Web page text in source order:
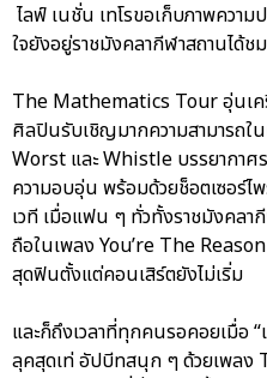
ไลฟ์ เนชั่น เทโรขอเก็บภาพควา
ใจยังอยู่ราชมังคลากีฬาสถานได้
The Mathematics Tour อุ่นเค
ศิลปินรับเชิญมากความสามารถ
Worst และ Whistle บรรยากาศ
ความอบอุ่น พร้อมด้วยช็อตเซอร์ไ
เวที เมื่อแฟน ๆ ทั่วทั้งราชมังคล
ถือในเพลง You’re The
สุดฟินตั้งแต่คอนเสิร์ตยังไม่เริ่ม
และก็ถึงเวลาที่ทุกคนรอคอยเมื่อ
ลุคสุดเท่ อัปบีทสนุก ๆ ด้วยเพลง